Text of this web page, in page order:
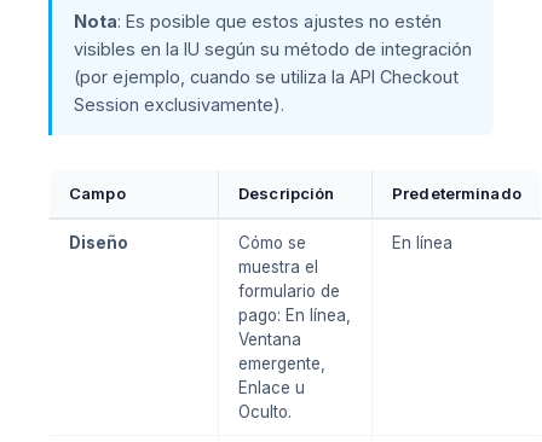
Nota: Es posible que estos ajustes no estén
visibles en la IU según su método de integración
(por ejemplo, cuando se utiliza la API Checkout
Session exclusivamente).
Campo Descripción Predeterminado
Diseño
Cómo se
muestra el
formulario de
pago: En línea,
Ventana
emergente,
Enlace u
Oculto.
En línea